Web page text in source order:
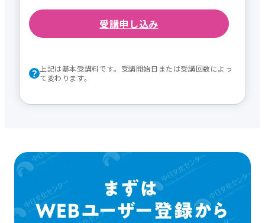
受講申し込み
上記は基本受講料です。受講開始日または受講回数によっ
て変わります。